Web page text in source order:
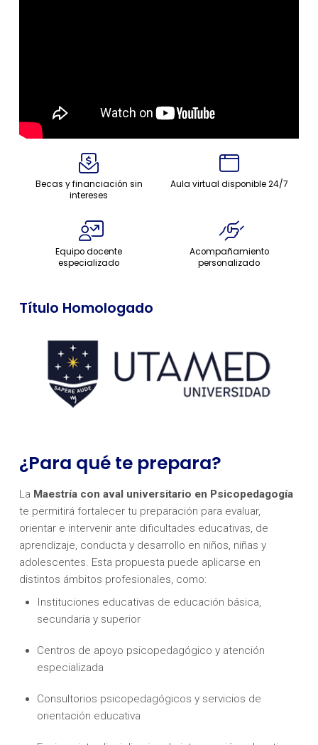
Becas y financiación sin
intereses
Aula virtual disponible 24/7
Equipo docente
especializado
Acompañamiento
personalizado
Título Homologado
¿Para qué te prepara?
La Maestría con aval universitario en Psicopedagogía
te permitirá fortalecer tu preparación para evaluar,
orientar e intervenir ante dificultades educativas, de
aprendizaje, conducta y desarrollo en niños, niñas y
adolescentes. Esta propuesta puede aplicarse en
distintos ámbitos profesionales, como:
Instituciones educativas de educación básica,
secundaria y superior
Centros de apoyo psicopedagógico y atención
especializada
Consultorios psicopedagógicos y servicios de
orientación educativa